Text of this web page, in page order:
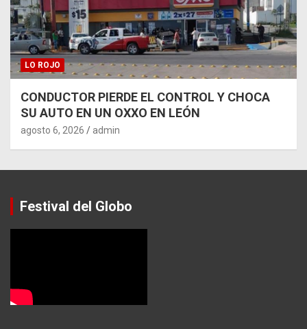
LO ROJO
CONDUCTOR PIERDE EL CONTROL Y CHOCA
SU AUTO EN UN OXXO EN LEÓN
agosto 6, 2026 admin
Festival del Globo